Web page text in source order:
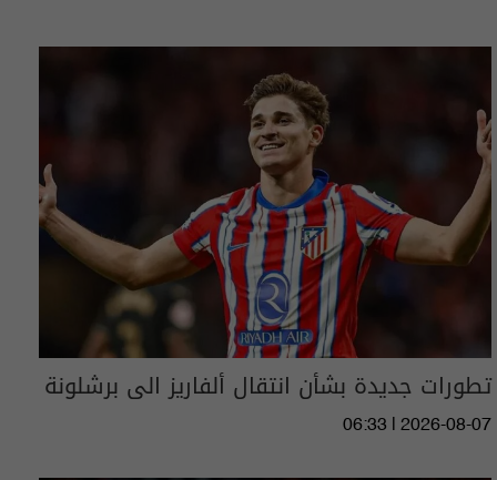
تطورات جديدة بشأن انتقال ألفاريز الى برشلونة
06:33 | 2026-08-07